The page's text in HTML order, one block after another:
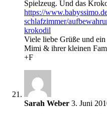
Spielzeug. Und das
https://
schlafzimmer/
krokodil
Viele liebe Grüße und
Mimi & ihrer kleinen
+F
Sarah Weber 3. Juni